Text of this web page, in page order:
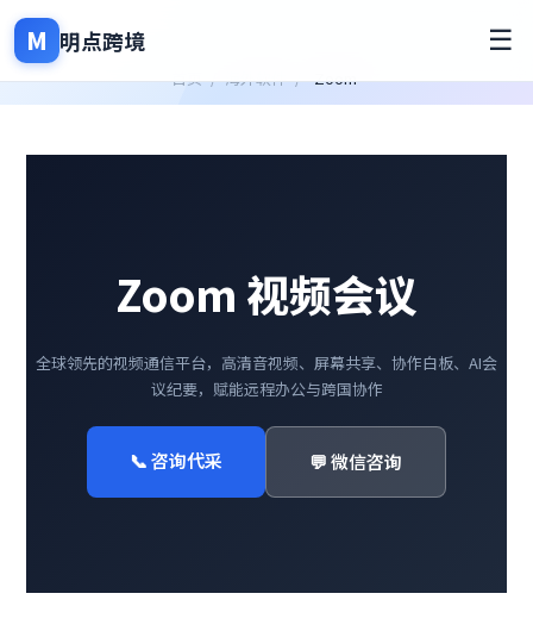
M 明点跨境 ☰
首页 / 海外软件 / Zoom
Zoom 视频会议
全球领先的视频通信平台，高清音视频、屏幕共享、协作白板、AI会
议纪要，赋能远程办公与跨国协作
📞 咨询代采 💬 微信咨询